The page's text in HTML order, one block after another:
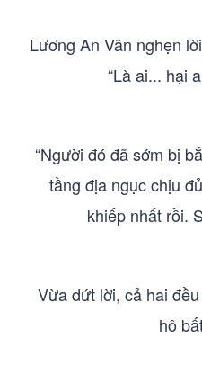
Lương An Vãn nghẹn
“Là ai... hại
“Người đó đã sớm bị
tầng địa ngục chịu
khiếp nhất rồi.
Vừa dứt lời, cả hai
hô